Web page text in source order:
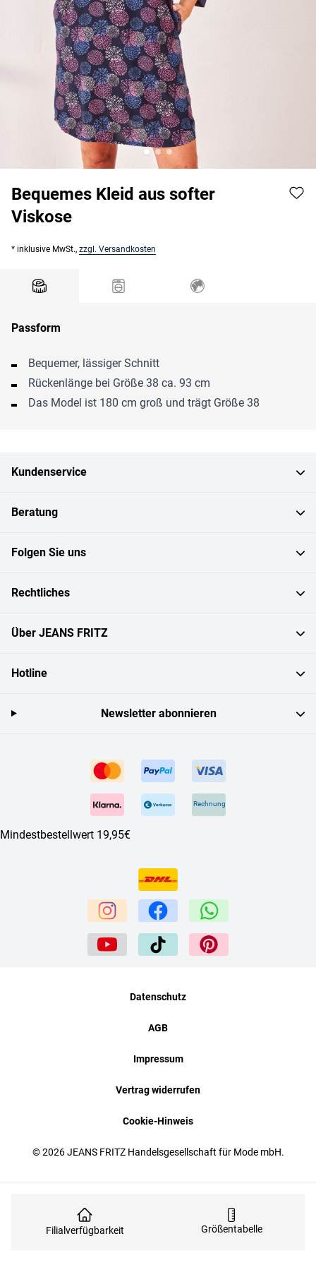
Bequemes Kleid aus softer
Viskose
* inklusive MwSt., zzgl. Versandkosten
Filialverfügbarkeit Größentabelle
Passform
Bequemer, lässiger Schnitt
Rückenlänge bei Größe 38 ca. 93 cm
Das Model ist 180 cm groß und trägt Größe 38
Kundenservice
Beratung
Folgen Sie uns
Rechtliches
Über JEANS FRITZ
Hotline
Rechnung
Mindestbestellwert 19,95€
Newsletter abonnieren
© 2026 JEANS FRITZ Handelsgesellschaft für Mode mbH.
Datenschutz
AGB
Impressum
Vertrag widerrufen
Cookie-Hinweis